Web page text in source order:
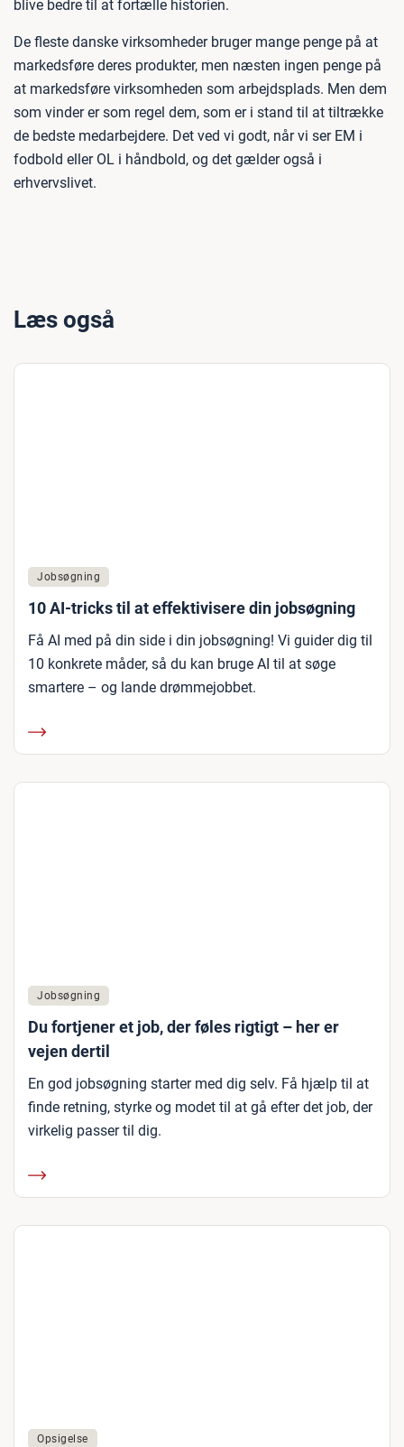
blive bedre til at fortælle historien.
De fleste danske virksomheder bruger mange penge på at
markedsføre deres produkter, men næsten ingen penge på
at markedsføre virksomheden som arbejdsplads. Men dem
som vinder er som regel dem, som er i stand til at tiltrække
de bedste medarbejdere. Det ved vi godt, når vi ser EM i
fodbold eller OL i håndbold, og det gælder også i
erhvervslivet.
Læs også
Jobsøgning
10 AI-tricks til at effektivisere din jobsøgning
Få AI med på din side i din jobsøgning! Vi guider dig til
10 konkrete måder, så du kan bruge AI til at søge
smartere – og lande drømmejobbet.
Jobsøgning
Du fortjener et job, der føles rigtigt – her er
vejen dertil
En god jobsøgning starter med dig selv. Få hjælp til at
finde retning, styrke og modet til at gå efter det job, der
virkelig passer til dig.
Opsigelse